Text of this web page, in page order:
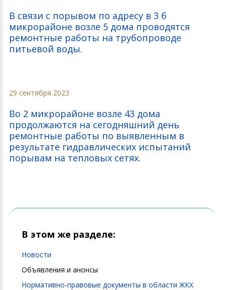
В связи с порывом по адресу в 3 б
микрорайоне возле 5 дома проводятся
ремонтные работы на трубопроводе
питьевой воды.
29 сентября 2023
Во 2 микрорайоне возле 43 дома
продолжаются на сегодняшний день
ремонтные работы по выявленным в
результате гидравлических испытаний
порывам на тепловых сетях.
В этом же разделе:
Новости
Объявления и анонсы
Нормативно-правовые документы в области ЖКХ